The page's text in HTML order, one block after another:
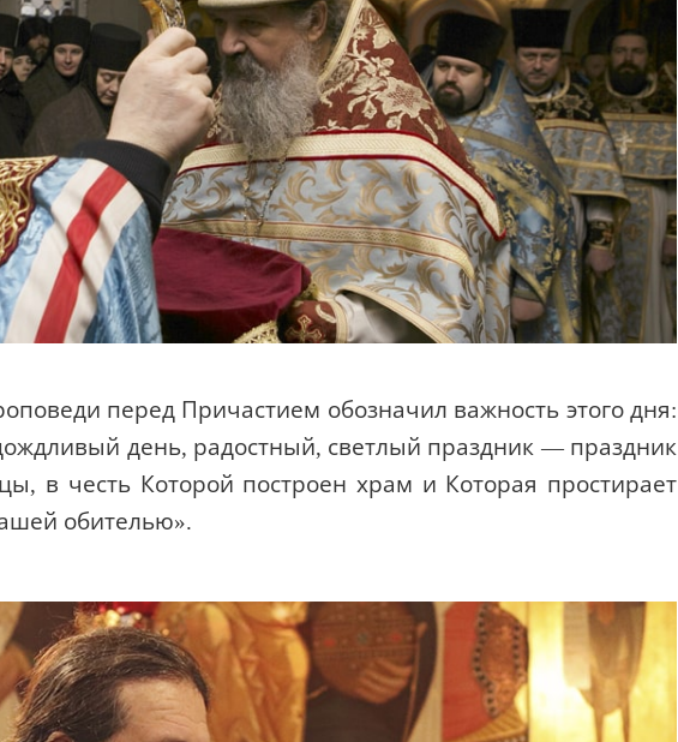
перед Причастием обозначил важность этого дня:
день, радостный, светлый праздник — праздник
в честь Которой построен храм и Которая простирает
обителью».